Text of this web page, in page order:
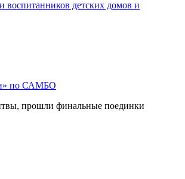
детских домов и
по САМБО
прошли финальные поединки